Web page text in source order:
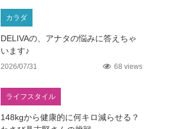
カラダ
DELIVAの、アナタの悩みに答えちゃ
います♪
2026/07/31 68 views
ライフスタイル
148kgから健康的に何キロ減らせる？